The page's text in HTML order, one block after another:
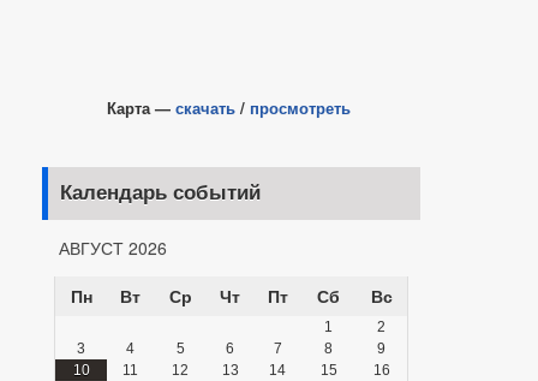
Карта — скачать / просмотреть
Календарь событий
АВГУСТ 2026
Пн
Вт Ср Чт Пт Сб Вс
1
2
3
4 5 6 7 8
9
10
11 12 13 14 15
16